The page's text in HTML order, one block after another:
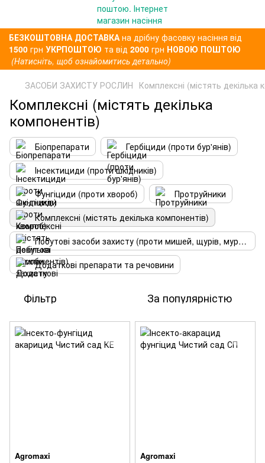
БЕЗКОШТОВНА ДОСТАВКАна дрібну фасовку насіння від
1500 грн УКРПОШТОЮ та від 2000 грн НОВОЮ ПОШТОЮ
(Натисніть, щоб ознайомитись детально)
ЗАСОБИ ЗАХИСТУ РОСЛИН Комплексні (містять декілька
Комплексні (містять декілька
компонентів)
Біопрепарати
Гербіциди (проти бур'янів)
Інсектициди (проти шкідників)
Фунгіциди (проти хвороб)
Протруйники
Комплексні (містять декілька компонентів)
Побутові засоби захисту (проти мишей, щурів, мурах)
Додаткові препарати та речовини
Фільтр За популярністю
Agromaxi
Agromaxi